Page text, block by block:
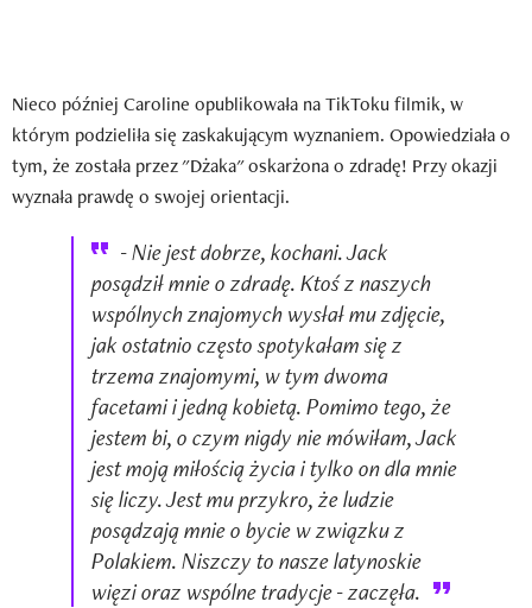
Nieco później Caroline opublikowała na TikToku filmik, w
którym podzieliła się zaskakującym wyznaniem. Opowiedziała o
tym, że została przez "Dżaka" oskarżona o zdradę! Przy okazji
wyznała prawdę o swojej orientacji.
- Nie jest dobrze, kochani. Jack
posądził mnie o zdradę. Ktoś z naszych
wspólnych znajomych wysłał mu zdjęcie,
jak ostatnio często spotykałam się z
trzema znajomymi, w tym dwoma
facetami i jedną kobietą. Pomimo tego, że
jestem bi, o czym nigdy nie mówiłam, Jack
jest moją miłością życia i tylko on dla mnie
się liczy. Jest mu przykro, że ludzie
posądzają mnie o bycie w związku z
Polakiem. Niszczy to nasze latynoskie
więzi oraz wspólne tradycje - zaczęła.